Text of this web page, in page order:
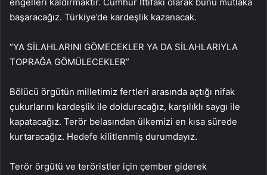
başaracağız. Türkiye’de kardeşlik kazanacak.
“YA SİLAHLARINI GÖMECEKLER YA DA SİLAHLARIYLA
TOPRAĞA GÖMÜLECEKLER”
Bölücü örgütün milletimiz fertleri arasında açtığı nifak
çukurlarını kardeşlik ile dolduracağız, karşılıklı saygı ile
kapatacağız. Terör belasından ülkemizi en kısa sürede
kurtaracağız. Hedefe kilitlenmiş durumdayız.
Terör örgütü ve teröristler için çember giderek